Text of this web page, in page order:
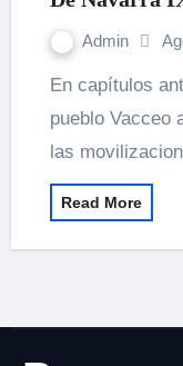
Admin
En capítulos anteriores relaté la migración del
pueblo Vacceo
las
Read More